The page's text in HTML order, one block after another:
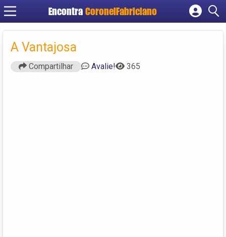
Encontra CoronelFabriciano
Cadastrar empresa
A Vantajosa
Compartilhar Avalie! 365